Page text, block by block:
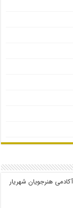
آکادمی هنرجویان شهریار